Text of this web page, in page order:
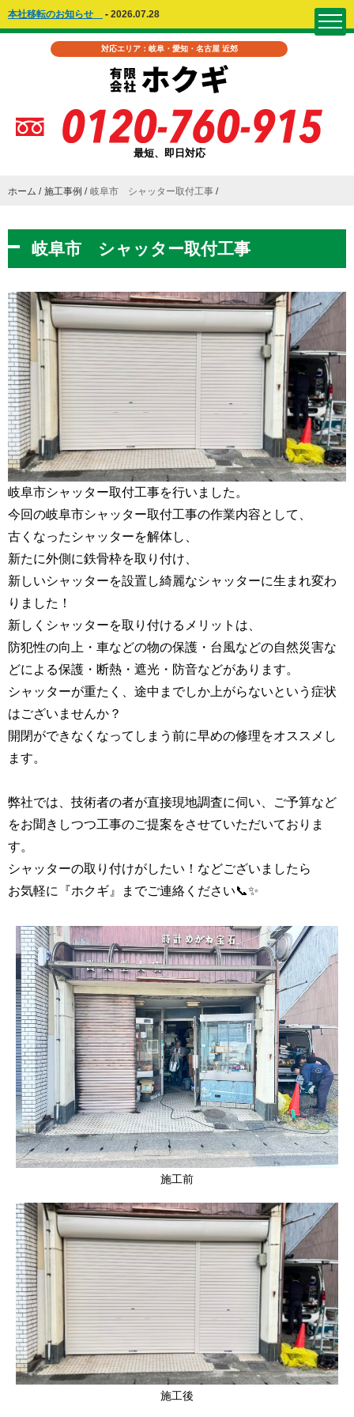
本社移転のお知らせ - 2026.07.28
対応エリア：岐阜・愛知・名古屋 近郊
最短、即日対応
ホーム 施工事例 岐阜市 シャッター取付工事
岐阜市 シャッター取付工事
岐阜市シャッター取付工事を行いました。
今回の岐阜市シャッター取付工事の作業内容として、
古くなったシャッターを解体し、
新たに外側に鉄骨枠を取り付け、
新しいシャッターを設置し綺麗なシャッターに生まれ変わ
りました！
新しくシャッターを取り付けるメリットは、
防犯性の向上・車などの物の保護・台風などの自然災害な
どによる保護・断熱・遮光・防音などがあります。
シャッターが重たく、途中までしか上がらないという症状
はございませんか？
開閉ができなくなってしまう前に早めの修理をオススメし
ます。
弊社では、技術者の者が直接現地調査に伺い、ご予算など
をお聞きしつつ工事のご提案をさせていただいておりま
す。
シャッターの取り付けがしたい！などございましたら
お気軽に『ホクギ』までご連絡ください📞✨
施工前
施工後